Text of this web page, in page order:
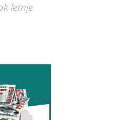
letnje